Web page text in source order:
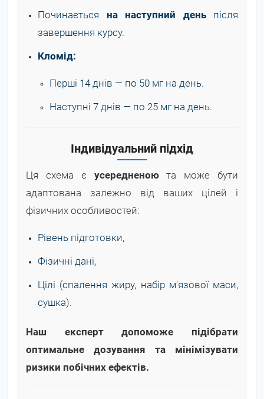
Починається на наступний день після
завершення курсу.
Кломід:
Перші 14 днів — по 50 мг на день.
Наступні 7 днів — по 25 мг на день.
Індивідуальний підхід
Ця схема є усередненоюта може бути
адаптована залежно від ваших цілей і
фізичних особливостей:
Рівень підготовки,
Фізичні дані,
Цілі (спалення жиру, набір м'язової маси,
сушка).
Наш експерт допоможе підібрати
оптимальне дозування та мінімізувати
ризики побічних ефектів.